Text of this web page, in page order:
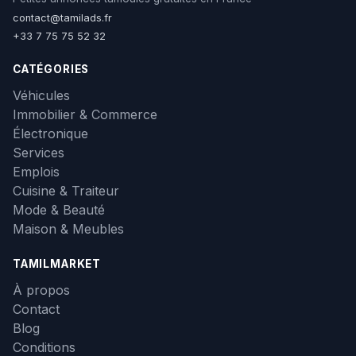
contact@tamilads.fr
+33 7 75 75 52 32
CATÉGORIES
Véhicules
Immobilier & Commerce
Électronique
Services
Emplois
Cuisine & Traiteur
Mode & Beauté
Maison & Meubles
TAMILMARKET
À propos
Contact
Blog
Conditions